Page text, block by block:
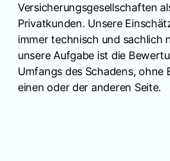
Versicherungsgesellschaften
Privatkunden. Unsere
immer technisch und sachlich
unsere Aufgabe ist die
Umfangs des Schadens, ohne
einen oder der anderen Seite.